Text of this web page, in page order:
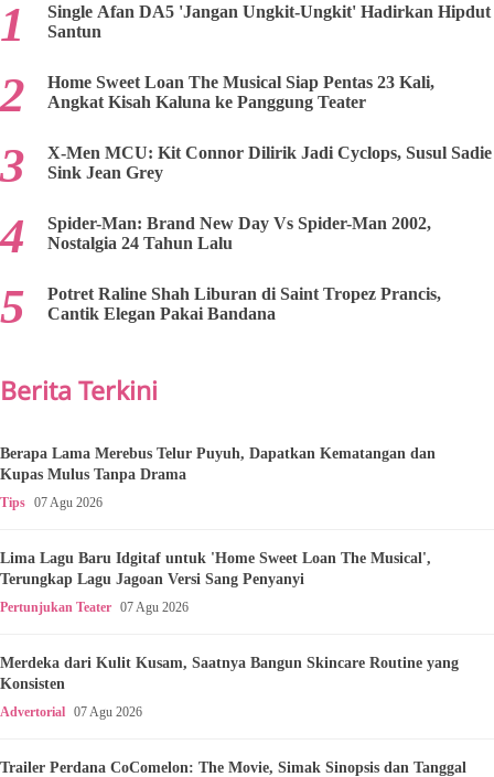
Single Afan DA5 'Jangan Ungkit-Ungkit' Hadirkan Hipdut
Santun
Home Sweet Loan The Musical Siap Pentas 23 Kali,
Angkat Kisah Kaluna ke Panggung Teater
X-Men MCU: Kit Connor Dilirik Jadi Cyclops, Susul Sadie
Sink Jean Grey
Spider-Man: Brand New Day Vs Spider-Man 2002,
Nostalgia 24 Tahun Lalu
Potret Raline Shah Liburan di Saint Tropez Prancis,
Cantik Elegan Pakai Bandana
Berita Terkini
Berapa Lama Merebus Telur Puyuh, Dapatkan Kematangan dan
Kupas Mulus Tanpa Drama
Tips 07 Agu 2026
Lima Lagu Baru Idgitaf untuk 'Home Sweet Loan The Musical',
Terungkap Lagu Jagoan Versi Sang Penyanyi
Pertunjukan Teater 07 Agu 2026
Merdeka dari Kulit Kusam, Saatnya Bangun Skincare Routine yang
Konsisten
Advertorial 07 Agu 2026
Trailer Perdana CoComelon: The Movie, Simak Sinopsis dan Tanggal